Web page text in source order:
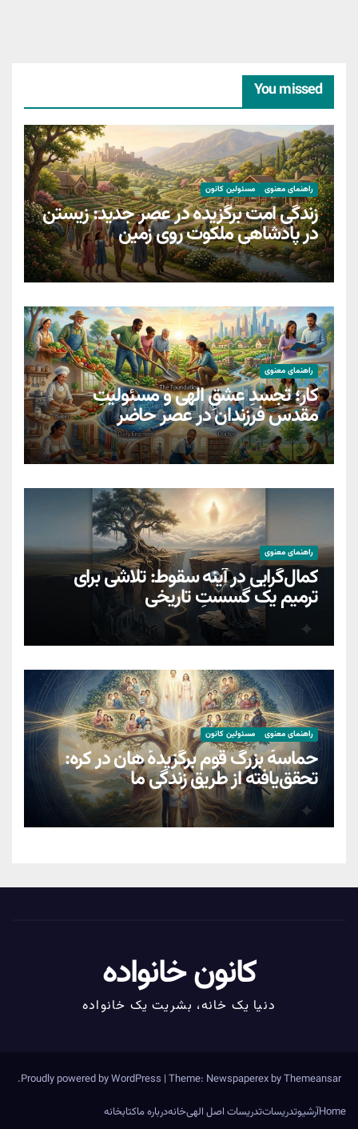
You missed
راهنمای معنوی مسئولین کانون
زندگی امت برگزیده در عصر جدید: زیستن
در پادشاهی ملکوت روی زمین
راهنمای معنوی
کار؛ تجسدِ عشقِ الهی و مسئولیتِ
مقدسِ فرزندان در عصر حاضر
راهنمای معنوی
کمال‌گرایی در آینه سقوط: تلاشی برای
ترمیمِ یک گسستِ تاریخی
راهنمای معنوی مسئولین کانون
حماسهٔ بزرگ قوم برگزیدهٔ هان در کره:
تحقق‌یافته از طریق زندگیِ ما
کانون خانواده
دنیا یک خانه، بشریت یک خانواده
Proudly powered by WordPress | Theme: Newspaperex byThemeansar
.
Homeآرشیوتدریساتتدریسات اصل الهیخانهدرباره ماکتابخانه